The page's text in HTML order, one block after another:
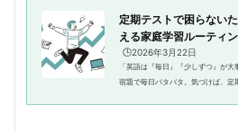
定期テストで困らない
える家庭学習ルーティン
🕒️2026年3月22日
「英語は『毎日』『少しずつ』が
宿題で毎日バタバタ。気づけば、定